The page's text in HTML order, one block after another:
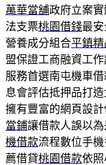
萬華當舖政府立案
法支票桃園借錢最
營養成分組合平鎮
盟保證工商融資工作
服務首選南屯機車
息會評估抵押品打
擁有豐富的網頁設
當鋪讓借款人誤以
機借款流程數位手
薦借貸桃園借款依